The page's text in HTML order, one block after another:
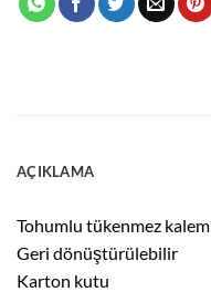
AÇIKLAMA
Tohumlu tükenmez kalem
Geri dönüştürülebilir
Karton kutu